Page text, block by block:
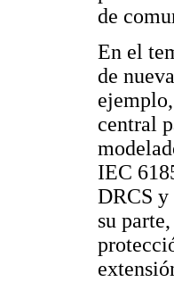
de
En el
de
central
IEC
DRCS y
su